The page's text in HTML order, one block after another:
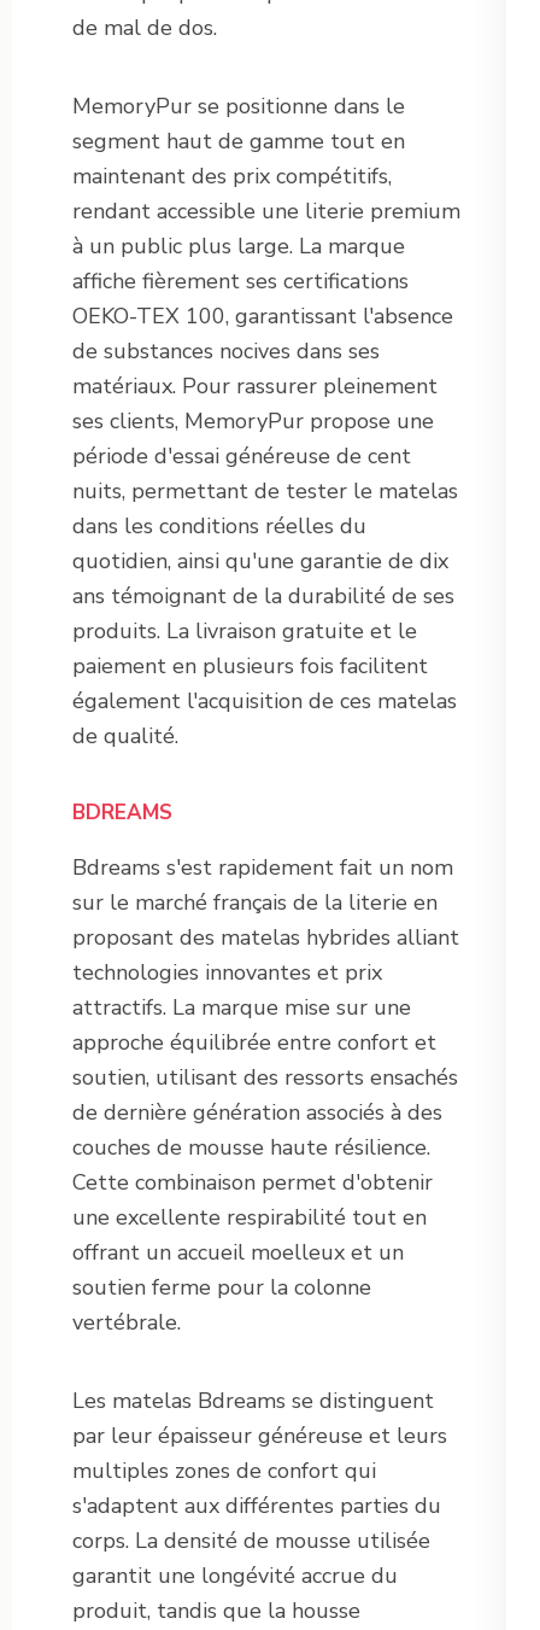
de mal de dos.
MemoryPur se positionne dans le
segment haut de gamme tout en
maintenant des prix compétitifs,
rendant accessible une literie premium
à un public plus large. La marque
affiche fièrement ses certifications
OEKO-TEX 100, garantissant l'absence
de substances nocives dans ses
matériaux. Pour rassurer pleinement
ses clients, MemoryPur propose une
période d'essai généreuse de cent
nuits, permettant de tester le matelas
dans les conditions réelles du
quotidien, ainsi qu'une garantie de dix
ans témoignant de la durabilité de ses
produits. La livraison gratuite et le
paiement en plusieurs fois facilitent
également l'acquisition de ces matelas
de qualité.
BDREAMS
Bdreams s'est rapidement fait un nom
sur le marché français de la literie en
proposant des matelas hybrides alliant
technologies innovantes et prix
attractifs. La marque mise sur une
approche équilibrée entre confort et
soutien, utilisant des ressorts ensachés
de dernière génération associés à des
couches de mousse haute résilience.
Cette combinaison permet d'obtenir
une excellente respirabilité tout en
offrant un accueil moelleux et un
soutien ferme pour la colonne
vertébrale.
Les matelas Bdreams se distinguent
par leur épaisseur généreuse et leurs
multiples zones de confort qui
s'adaptent aux différentes parties du
corps. La densité de mousse utilisée
garantit une longévité accrue du
produit, tandis que la housse